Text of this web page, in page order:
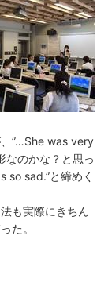
”…She was very
のかな？と思っ
sad.”と締めく
も実際にきちん
た。